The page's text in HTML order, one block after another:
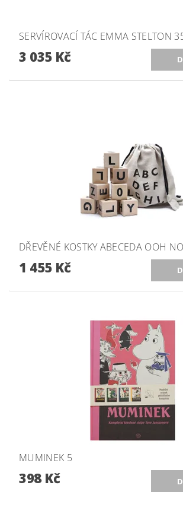
SERVÍROVACÍ TÁC EMMA STELTON
3 035 Kč
DŘEVĚNÉ KOSTKY ABECEDA OOH
1 455 Kč
MUMINEK 5
398 Kč